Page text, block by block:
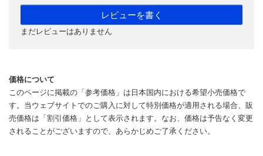
レビューを書く
まだレビューはありません
価格について
このページに掲載の「参考価格」は日本国内における希望小売価格で
す。当ウェブサイトでのご購入に対して特別価格が適用される場合、販
売価格は「割引価格」として表示されます。なお、価格は予告なく変更
されることがございますので、あらかじめご了承ください。